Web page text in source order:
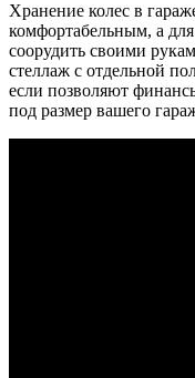
Хранение колес в
комфортабельным, а
соорудить своими
стеллаж с отдельной
если позволяют
под размер вашего